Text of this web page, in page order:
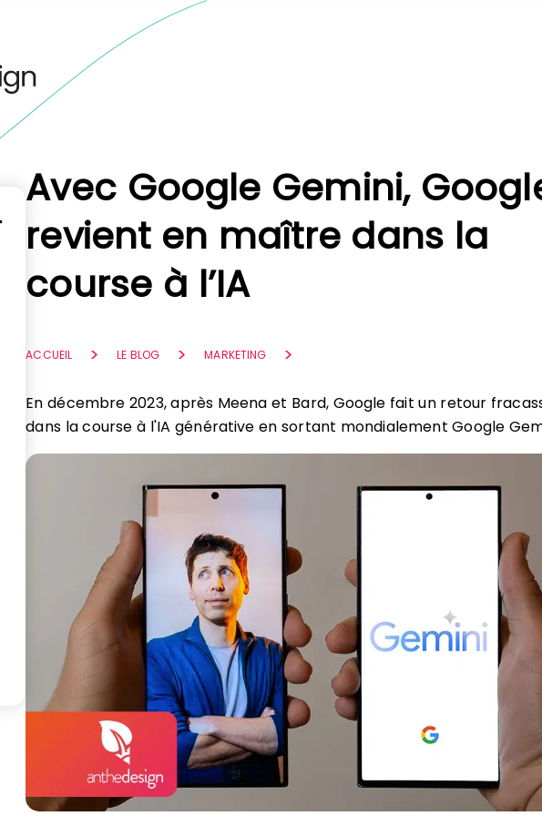
Avec Google Gemini,
revient en maître dans la
course à l’IA
ACCUEIL LE BLOG MARKETING
En décembre 2023, après Meena et Bard, Google fait un retour
dans la course à l'IA générative en sortant mondialement Google